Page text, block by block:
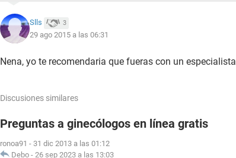
Slls 3
29 ago 2015 a las 06:31
Nena, yo te recomendaria que fueras con un especialista
Discusiones similares
Preguntas a ginecólogos en línea gratis
ronoa91 - 31 dic 2013 a las 01:12
Debo - 26 sep 2023 a las 13:03